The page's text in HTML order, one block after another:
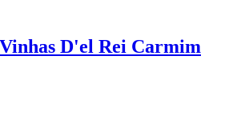
D'el Rei Carmim